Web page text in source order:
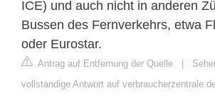
ICE) und auch nicht in anderen
Bussen des Fernverkehrs, etwa
oder Eurostar.
Antrag auf Entfernung der Quelle |
vollständige Antwort auf